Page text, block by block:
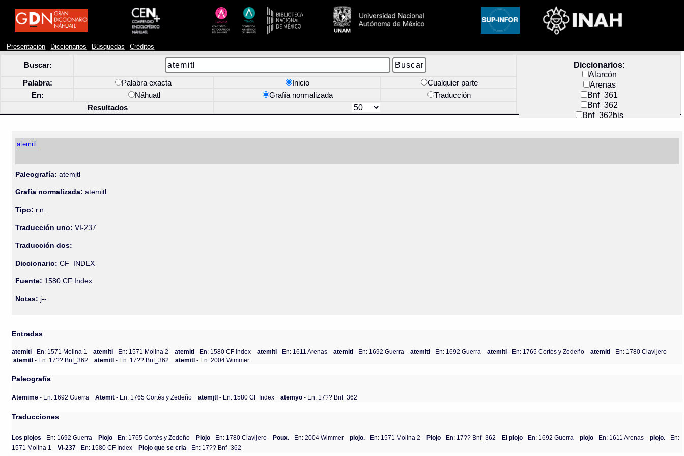
Presentación Diccionarios Búsquedas Créditos
Buscar:
Diccionarios:
Alarcón
Arenas
Bnf_361
Bnf_362
Bnf_362bis
Docs_México
Palabra: Palabra exacta Inicio
Cualquier parte
En:
Náhuatl Grafía normalizada
Traducción
Resultados
atemitl
Paleografía: atemjtl
Grafía normalizada: atemitl
Tipo: r.n.
Traducción uno: VI-237
Traducción dos:
Diccionario:CF_INDEX
Fuente: 1580 CF Index
Notas: j--
Entradas
atemitl- En: 1571 Molina 1 atemitl- En: 1571 Molina 2 atemitl- En: 1580 CF Index atemitl- En: 1611 Arenas atemitl- En: 1692 Guerra atemitl- En: 1692 Guerra atemitl- En: 1765 Cortés y Zedeño atemitl- En: 1780 Clavijero
atemitl- En: 17?? Bnf_362 atemitl- En: 17?? Bnf_362 atemitl- En: 2004 Wimmer
Paleografía
Atemime - En: 1692 Guerra Atemit - En: 1765 Cortés y Zedeño atemjtl - En: 1580 CF Index atemyo - En: 17?? Bnf_362
Traducciones
Los piojos - En: 1692 Guerra Piojo - En: 1765 Cortés y Zedeño Piojo - En: 1780 Clavijero Poux. - En: 2004 Wimmer piojo. - En: 1571 Molina 2 Piojo - En: 17?? Bnf_362 El piojo - En: 1692 Guerra piojo - En: 1611 Arenas piojo. - En:
1571 Molina 1
VI-237 - En: 1580 CF Index Piojo que se cria - En: 17?? Bnf_362